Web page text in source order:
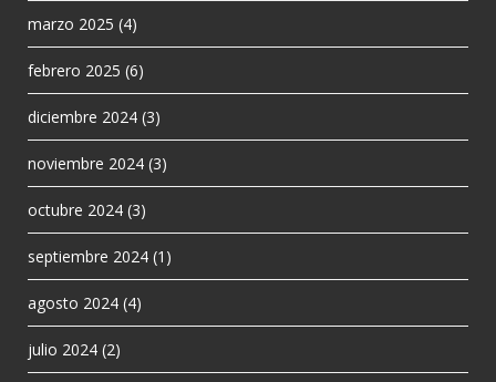
marzo 2025 (4)
febrero 2025 (6)
diciembre 2024 (3)
noviembre 2024 (3)
octubre 2024 (3)
septiembre 2024 (1)
agosto 2024 (4)
julio 2024 (2)